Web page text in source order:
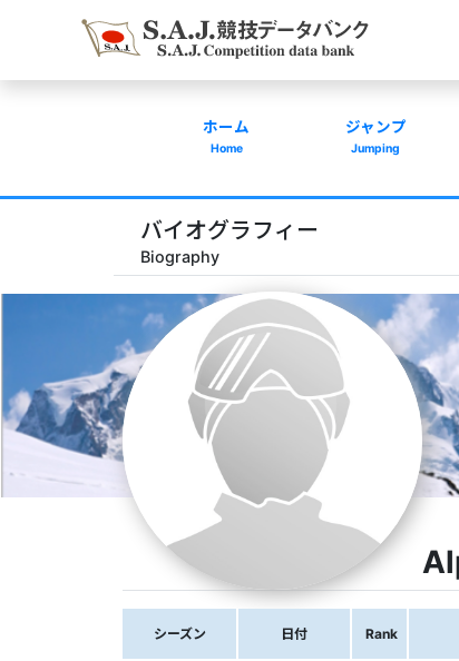
ホーム
Home
ジャンプ
Jumping
バイオグラフィー
Biography
シーズン 日付 Rank